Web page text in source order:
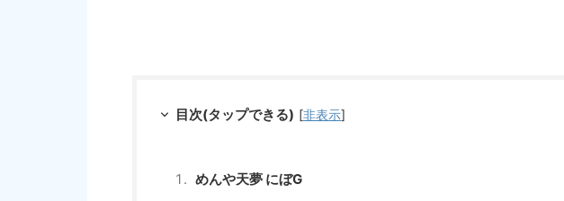
目次(タップできる) [非表示]
めんや天夢 にぼG